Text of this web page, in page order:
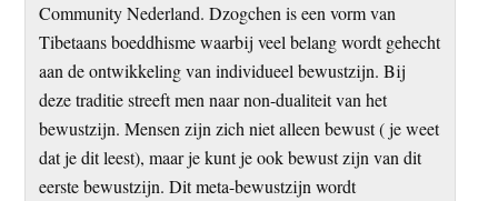
Community Nederland. Dzogchen is een vorm van
Tibetaans boeddhisme waarbij veel belang wordt gehecht
aan de ontwikkeling van individueel bewustzijn. Bij
deze traditie streeft men naar non-dualiteit van het
bewustzijn. Mensen zijn zich niet alleen bewust ( je weet
dat je dit leest), maar je kunt je ook bewust zijn van dit
eerste bewustzijn. Dit meta-bewustzijn wordt